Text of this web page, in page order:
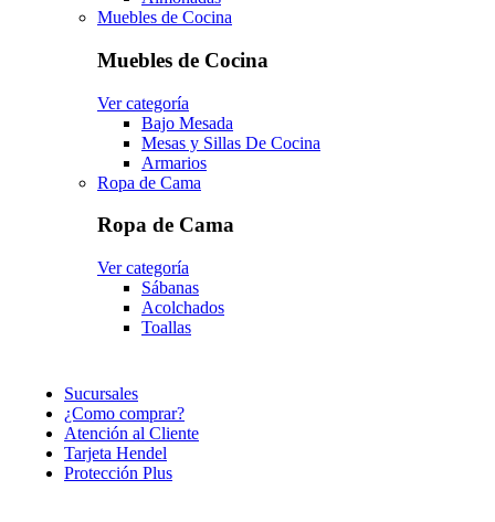
Muebles de Cocina
Muebles de Cocina
Ver categoría
Bajo Mesada
Mesas y Sillas De Cocina
Armarios
Ropa de Cama
Ropa de Cama
Ver categoría
Sábanas
Acolchados
Toallas
Sucursales
¿Como comprar?
Atención al Cliente
Tarjeta Hendel
Protección Plus